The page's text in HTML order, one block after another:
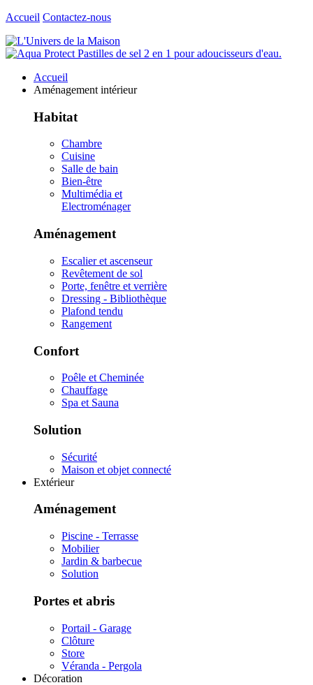
Accueil Contactez-nous
Accueil
Aménagement intérieur
Habitat
Chambre
Cuisine
Salle de bain
Bien-être
Multimédia et
Electroménager
Aménagement
Escalier et ascenseur
Revêtement de sol
Porte, fenêtre et verrière
Dressing - Bibliothèque
Plafond tendu
Rangement
Confort
Poêle et Cheminée
Chauffage
Spa et Sauna
Solution
Sécurité
Maison et objet connecté
Extérieur
Aménagement
Piscine - Terrasse
Mobilier
Jardin & barbecue
Solution
Portes et abris
Portail - Garage
Clôture
Store
Véranda - Pergola
Décoration